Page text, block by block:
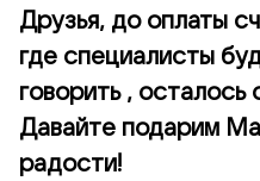
Друзья, до оплаты
где специалисты
говорить , осталось
Давайте подарим
радости!